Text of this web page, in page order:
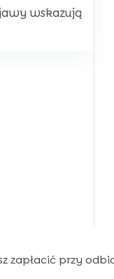
wskazują
zapłacić przy